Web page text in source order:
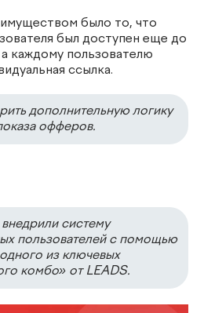
было то, что
был доступен еще до
каждому пользователю
ссылка.
дополнительную логику
офферов.
систему
пользователей с помощью
из ключевых
комбо» отLEADS.